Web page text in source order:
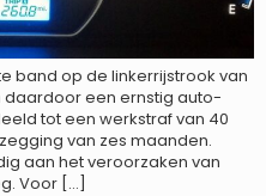
band op de linkerrijstrook van
daardoor een ernstig auto-
tot een werkstraf van 40
van zes maanden.
aan het veroorzaken van
Voor […]